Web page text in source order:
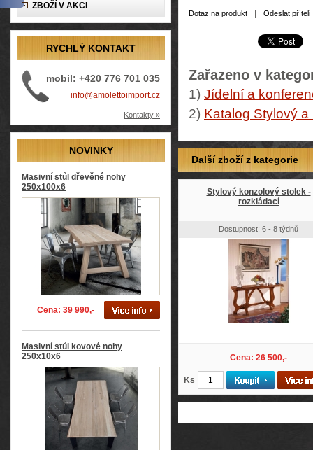
ZBOŽÍ V AKCI
RYCHLÝ KONTAKT
mobil: +420 776 701 035
info@amolettoimport.cz
Kontakty »
NOVINKY
Masivní stůl dřevěné nohy
250x100x6
Cena: 39 990,-
Masivní stůl kovové nohy
250x10x6
Dotaz na produkt Odeslat příteli
Zařazeno v
1) Jídelní a
2) Katalog Stylový
Další zboží z kategorie
Stylový konzolový stolek -
rozkládací
Dostupnost: 6 - 8 týdnů
Cena: 26 500,-
Ks